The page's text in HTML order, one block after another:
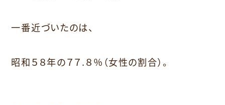
一番近づいたのは、
昭和５８年の７７.８％（女性の割合）。